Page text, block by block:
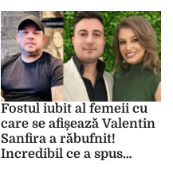
Fostul iubit al femeii cu
care se afișează Valentin
Sanfira a răbufnit!
Incredibil ce a spus